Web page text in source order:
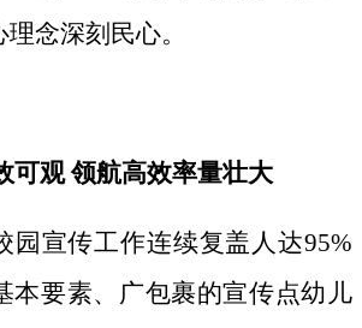
念深刻民心。
可观 领航高效率量壮大
园宣传工作连续复盖人达95%
本要素、广包裹的宣传点幼儿